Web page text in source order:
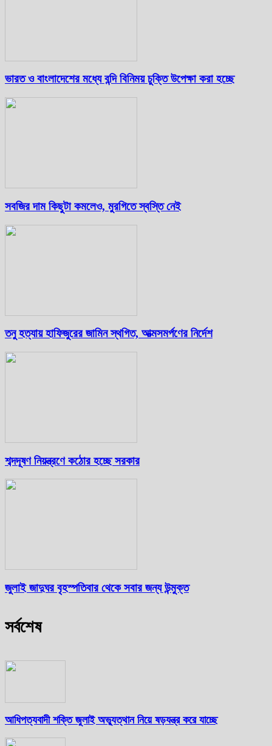
ভারত ও বাংলাদেশের মধ্যে বন্দি বিনিময় চুক্তি উপেক্ষা করা হচ্ছে
সবজির দাম কিছুটা কমলেও, মুরগিতে স্বস্তি নেই
তনু হত্যায় হাফিজুরের জামিন স্থগিত, আত্মসমর্পণের নির্দেশ
শব্দদূষণ নিয়ন্ত্রণে কঠোর হচ্ছে সরকার
জুলাই জাদুঘর বৃহস্পতিবার থেকে সবার জন্য উন্মুক্ত
সর্বশেষ
আধিপত্যবাদী শক্তি জুলাই অভ্যুত্থান নিয়ে ষড়যন্ত্র করে যাচ্ছে